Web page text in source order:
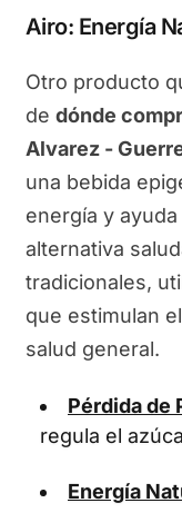
Airo: Energía
Otro producto
de dónde
Alvarez -
una bebida
energía y
alternativa
tradicionales,
que estimulan
salud general.
Pérdida de
regula el
Energía